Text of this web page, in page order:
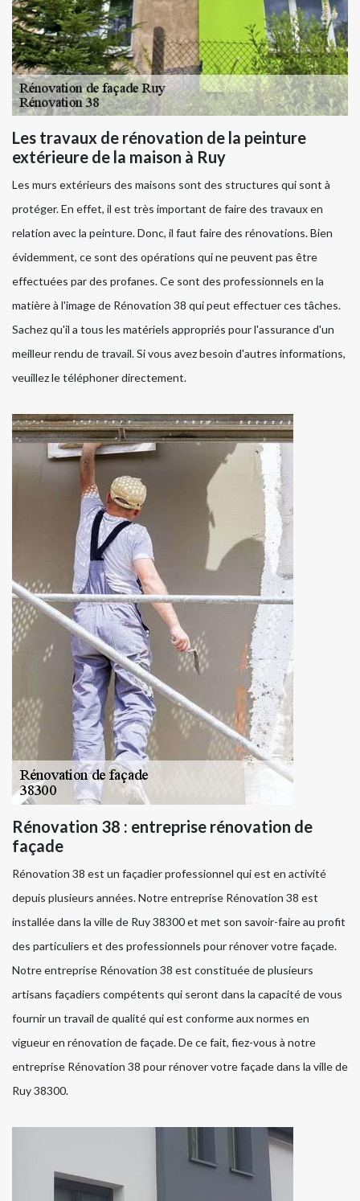
Les travaux de rénovation de la peinture
extérieure de la maison à Ruy
Les murs extérieurs des maisons sont des structures qui sont à
protéger. En effet, il est très important de faire des travaux en
relation avec la peinture. Donc, il faut faire des rénovations. Bien
évidemment, ce sont des opérations qui ne peuvent pas être
effectuées par des profanes. Ce sont des professionnels en la
matière à l'image de Rénovation 38 qui peut effectuer ces tâches.
Sachez qu'il a tous les matériels appropriés pour l'assurance d'un
meilleur rendu de travail. Si vous avez besoin d'autres informations,
veuillez le téléphoner directement.
Rénovation 38 : entreprise rénovation de
façade
Rénovation 38 est un façadier professionnel qui est en activité
depuis plusieurs années. Notre entreprise Rénovation 38 est
installée dans la ville de Ruy 38300 et met son savoir-faire au profit
des particuliers et des professionnels pour rénover votre façade.
Notre entreprise Rénovation 38 est constituée de plusieurs
artisans façadiers compétents qui seront dans la capacité de vous
fournir un travail de qualité qui est conforme aux normes en
vigueur en rénovation de façade. De ce fait, fiez-vous à notre
entreprise Rénovation 38 pour rénover votre façade dans la ville de
Ruy 38300.